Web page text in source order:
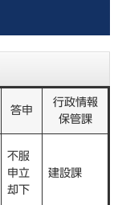
答申
行政情報
保管課
不服
申立
却下
建設課